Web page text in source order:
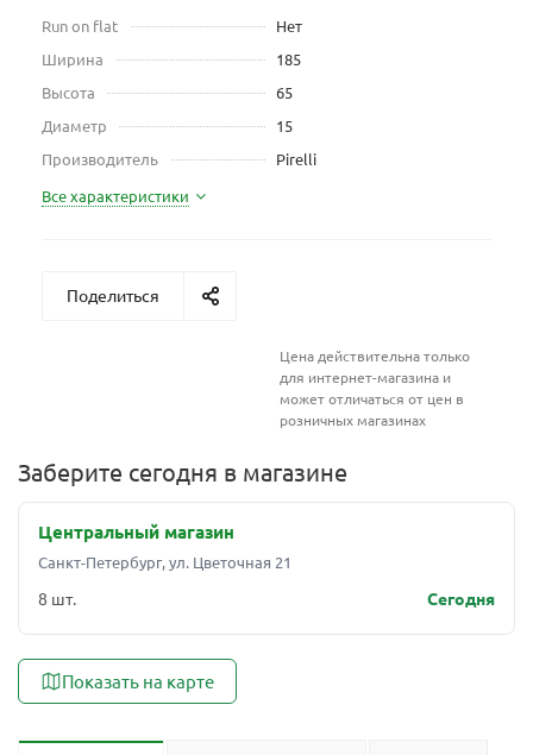
Run on flat
Нет
Ширина
185
Высота
65
Диаметр
15
Производитель
Pirelli
Все характеристики
Поделиться
Цена действительна только
для интернет-магазина и
может отличаться от цен в
розничных магазинах
Заберите сегодня в магазине
Центральный магазин
Санкт-Петербург, ул. Цветочная 21
8 шт. Сегодня
Показать на карте